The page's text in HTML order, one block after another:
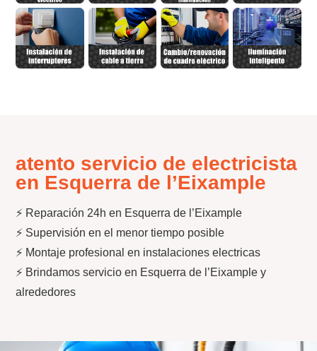
atento servicio de electricista
en Esquerra de l’Eixample
⚡ Reparación 24h en Esquerra de l’Eixample
⚡ Supervisión en el menor tiempo posible
⚡ Montaje profesional en instalaciones electricas
⚡ Brindamos servicio en Esquerra de l’Eixample y
alrededores